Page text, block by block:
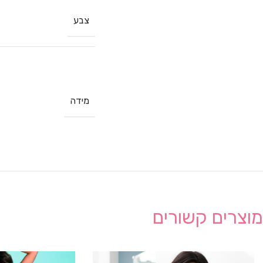
צבע
מידה
מוצרים קשורים